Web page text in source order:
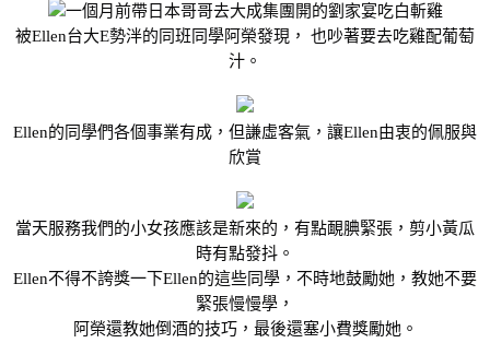
一個月前帶日本哥哥去大成集團開的劉家宴吃白斬雞
被Ellen台大E勢泮的同班同學阿榮發現，
也吵著要去吃雞配葡萄
汁。
Ellen的同學們各個事業有成，但謙虛客氣，讓Ellen由衷的佩服與
欣賞
當天服務我們的小女孩應該是新來的，有點靦腆緊張，剪小黃瓜
時有點發抖。
Ellen不得不誇獎一下Ellen的這些同學，不時地鼓勵她，教她不要
緊張慢慢學，
阿榮還教她倒酒的技巧，最後還塞小費獎勵她。